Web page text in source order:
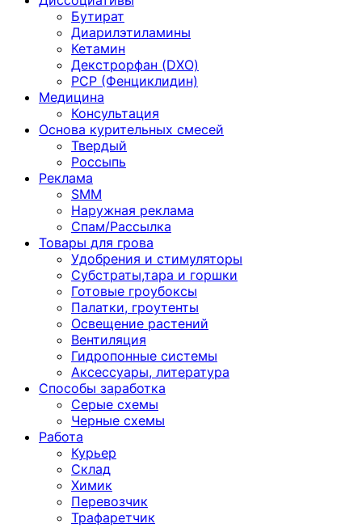
Бутират
Диарилэтиламины
Кетамин
Декстрорфан (DXO)
PCP (Фенциклидин)
Медицина
Консультация
Основа курительных смесей
Твердый
Россыпь
Реклама
SMM
Наружная реклама
Спам/Рассылка
Товары для грова
Удобрения и стимуляторы
Субстраты,тара и горшки
Готовые гроубоксы
Палатки, гроутенты
Освещение растений
Вентиляция
Гидропонные системы
Аксессуары, литература
Способы заработка
Серые схемы
Черные схемы
Работа
Курьер
Склад
Химик
Перевозчик
Трафаретчик